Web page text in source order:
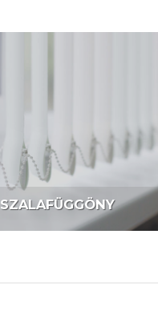
SZALAFÜGGÖNY